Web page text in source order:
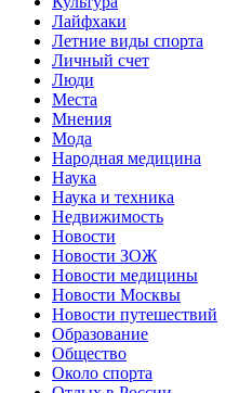
Лайфхаки
Летние виды спорта
Личный счет
Люди
Места
Мнения
Мода
Народная медицина
Наука
Наука и техника
Недвижимость
Новости
Новости ЗОЖ
Новости медицины
Новости Москвы
Новости путешествий
Образование
Общество
Около спорта